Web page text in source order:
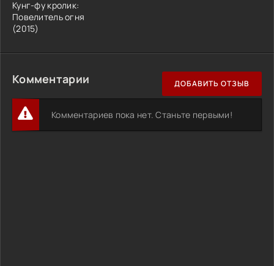
Кунг-фу кролик:
Повелитель огня
(2015)
Комментарии ДОБАВИТЬ ОТЗЫВ
Комментариев пока нет. Станьте первыми!